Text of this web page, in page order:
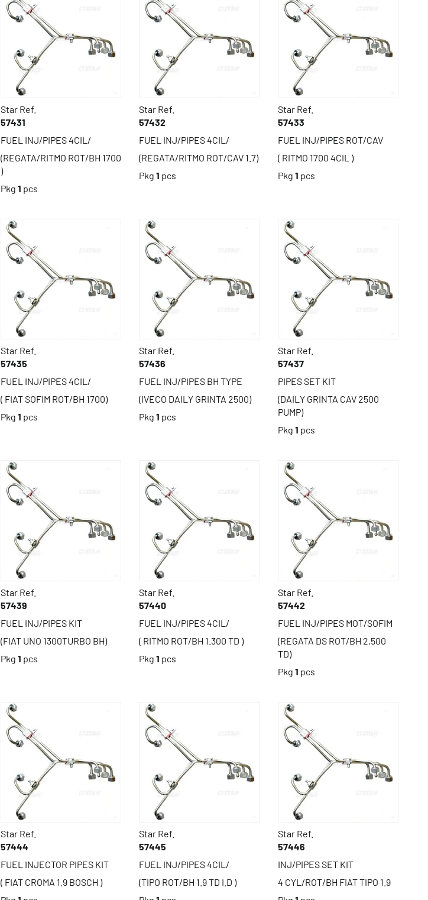
Star Ref.
57431
FUEL INJ/PIPES 4CIL/
(REGATA/RITMO ROT/BH 1700
)
Pkg 1 pcs
Star Ref.
57432
FUEL INJ/PIPES 4CIL/
(REGATA/RITMO ROT/CAV 1.7)
Pkg 1 pcs
Star Ref.
57433
FUEL INJ/PIPES ROT/CAV
( RITMO 1700 4CIL )
Pkg 1 pcs
Star Ref.
57435
FUEL INJ/PIPES 4CIL/
( FIAT SOFIM ROT/BH 1700)
Pkg 1 pcs
Star Ref.
57436
FUEL INJ/PIPES BH TYPE
(IVECO DAILY GRINTA 2500)
Pkg 1 pcs
Star Ref.
57437
PIPES SET KIT
(DAILY GRINTA CAV 2500
PUMP)
Pkg 1 pcs
Star Ref.
57439
FUEL INJ/PIPES KIT
(FIAT UNO 1300TURBO BH)
Pkg 1 pcs
Star Ref.
57440
FUEL INJ/PIPES 4CIL/
( RITMO ROT/BH 1.300 TD )
Pkg 1 pcs
Star Ref.
57442
FUEL INJ/PIPES MOT/SOFIM
(REGATA DS ROT/BH 2,500
TD)
Pkg 1 pcs
Star Ref.
57444
FUEL INJECTOR PIPES KIT
( FIAT CROMA 1.9 BOSCH )
Star Ref.
57445
FUEL INJ/PIPES 4CIL/
(TIPO ROT/BH 1.9 TD I.D )
Star Ref.
57446
INJ/PIPES SET KIT
4 CYL/ROT/BH FIAT TIPO 1.9